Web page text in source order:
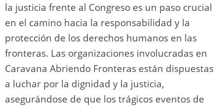
la justicia frente al Congreso es un paso crucial
en el camino hacia la responsabilidad y la
protección de los derechos humanos en las
fronteras. Las organizaciones involucradas en
Caravana Abriendo Fronteras están dispuestas
a luchar por la dignidad y la justicia,
asegurándose de que los trágicos eventos de